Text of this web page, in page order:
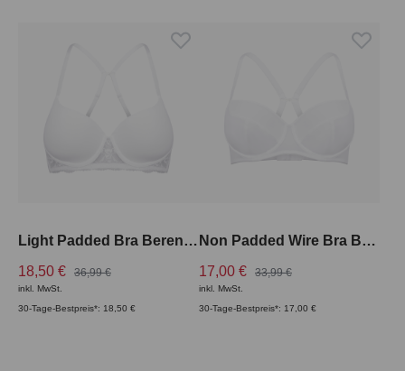
Light Padded Bra Berenice
18,50 €
36,99 €
inkl. MwSt.
30-Tage-Bestpreis*: 18,50 €
Non Padded Wire Bra Berenice
17,00 €
33,99 €
inkl. MwSt.
30-Tage-Bestpreis*: 17,00 €